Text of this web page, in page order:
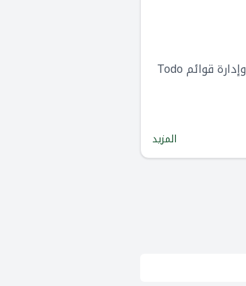
هو أداة لإدارة المهام وهي جزء من مجموعة Google Workspace لتطبيقات الإنتاجية. يسمح للمستخدمين بإنشاء وإدارة قوائم Todo
المزيد